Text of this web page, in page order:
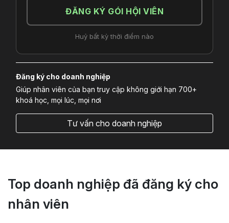
ĐĂNG KÝ GÓI HỘI VIÊN
Huỷ bất kỳ thời điểm nào
Đăng ký cho doanh nghiệp
Giúp nhân viên của bạn truy cập không giới hạn 700+
khoá học, mọi lúc, mọi nơi
Tư vấn cho doanh nghiệp
Top doanh nghiệp đã đăng ký cho
nhân viên